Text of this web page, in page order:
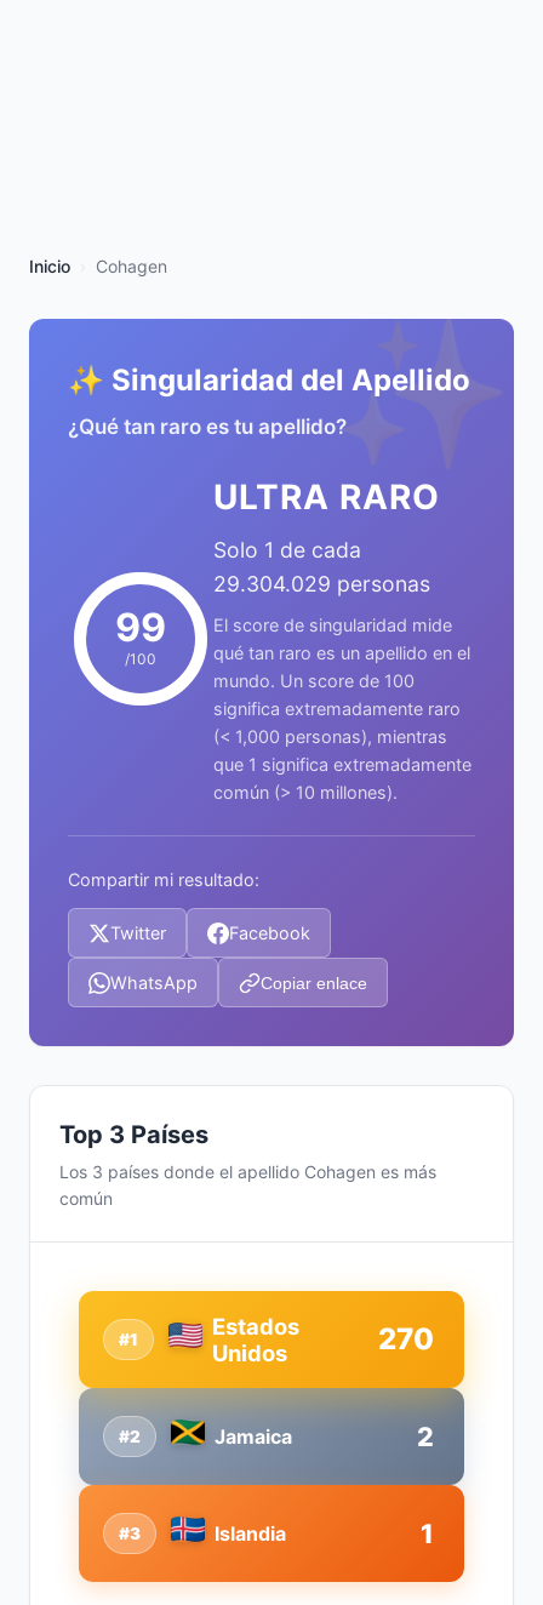
Inicio Cohagen
✨
✨ Singularidad del Apellido
¿Qué tan raro es tu apellido?
99
/100
ULTRA RARO
Solo 1 de cada
29.304.029 personas
El score de singularidad mide
qué tan raro es un apellido en el
mundo. Un score de 100
significa extremadamente raro
(< 1,000 personas), mientras
que 1 significa extremadamente
común (> 10 millones).
Compartir mi resultado:
Twitter Facebook
WhatsApp Copiar enlace
Top 3 Países
Los 3 países donde el apellido Cohagen es más
común
#2 Jamaica 2
#1
Estados
Unidos
270
#3 Islandia 1